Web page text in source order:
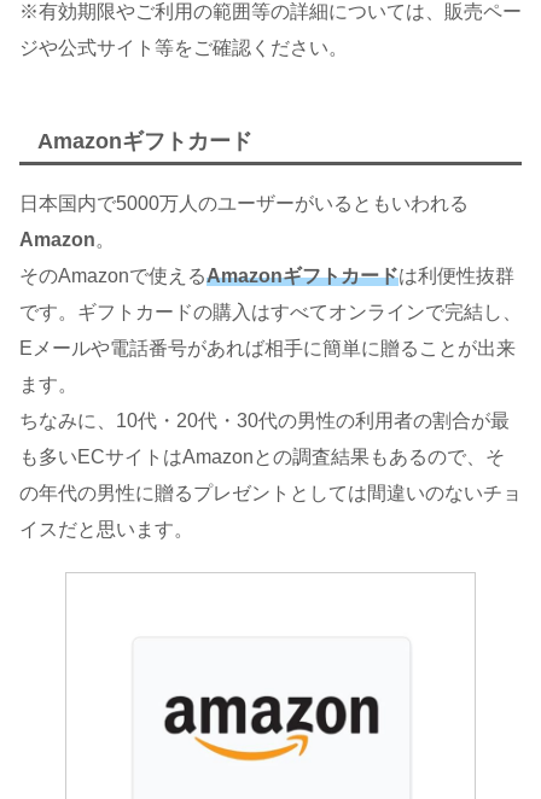
※有効期限やご利用の範囲等の詳細については、販売ペー
ジや公式サイト等をご確認ください。
Amazonギフトカード
日本国内で5000万人のユーザーがいるともいわれる
Amazon。
そのAmazonで使えるAmazonギフトカードは利便性抜群
です。ギフトカードの購入はすべてオンラインで完結し、
Eメールや電話番号があれば相手に簡単に贈ることが出来
ます。
ちなみに、10代・20代・30代の男性の利用者の割合が最
も多いECサイトはAmazonとの調査結果もあるので、そ
の年代の男性に贈るプレゼントとしては間違いのないチョ
イスだと思います。